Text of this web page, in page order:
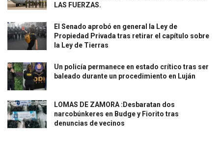
LAS FUERZAS.
El Senado aprobó en general la Ley de
Propiedad Privada tras retirar el capítulo sobre
la Ley de Tierras
Un policía permanece en estado crítico tras ser
baleado durante un procedimiento en Luján
LOMAS DE ZAMORA :Desbaratan dos
narcobúnkeres en Budge y Fiorito tras
denuncias de vecinos